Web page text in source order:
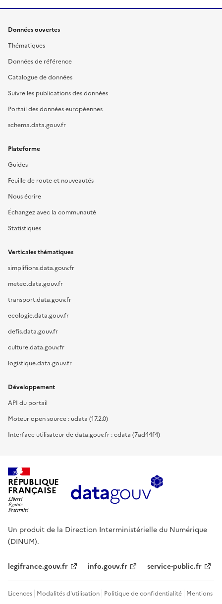
Données ouvertes
Thématiques
Données de référence
Catalogue de données
Suivre les publications des données
Portail des données européennes
schema.data.gouv.fr
Plateforme
Guides
Feuille de route et nouveautés
Nous écrire
Échangez avec la communauté
Statistiques
Verticales thématiques
simplifions.data.gouv.fr
meteo.data.gouv.fr
transport.data.gouv.fr
ecologie.data.gouv.fr
defis.data.gouv.fr
culture.data.gouv.fr
logistique.data.gouv.fr
Développement
API du portail
Moteur open source : udata (17.2.0)
Interface utilisateur de data.gouv.fr : cdata (7ad44f4)
RÉPUBLIQUE
FRANÇAISE
Un produit de la Direction Interministérielle du Numérique
(DINUM).
legifrance.gouv.fr info.gouv.fr service-public.fr
Licences Modalités d'utilisation Politique de confidentialité Mentions